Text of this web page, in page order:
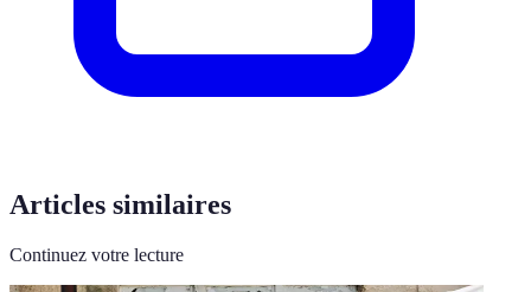
Articles similaires
Continuez votre lecture